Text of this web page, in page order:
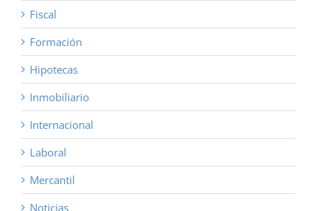
Fiscal
Formación
Hipotecas
Inmobiliario
Internacional
Laboral
Mercantil
Noticias